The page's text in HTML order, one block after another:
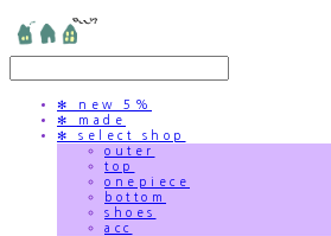
✻ new 5%
✻ made
✻ select shop
outer
top
onepiece
bottom
shoes
acc